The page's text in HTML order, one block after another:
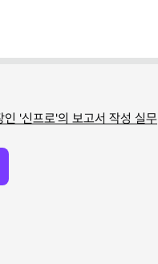
인 '신프로'의 보고서 작성 실무